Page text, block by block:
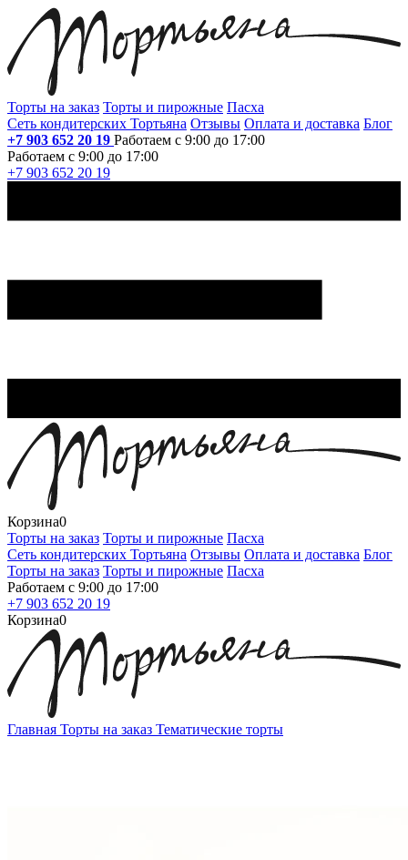
Торты на заказ Торты и пирожные Пасха
Сеть кондитерских Тортьяна Отзывы Оплата и доставка Блог
+7 903 652 20 19 Работаем с 9:00 до 17:00
Работаем с 9:00 до 17:00
+7 903 652 20 19
Корзина0
Торты на заказ Торты и пирожные Пасха
Сеть кондитерских Тортьяна Отзывы Оплата и доставка Блог
Торты на заказ Торты и пирожные Пасха
Работаем с 9:00 до 17:00
+7 903 652 20 19
Корзина0
Главная Торты на заказ Тематические торты